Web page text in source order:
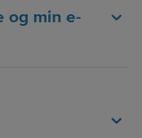
og min e-